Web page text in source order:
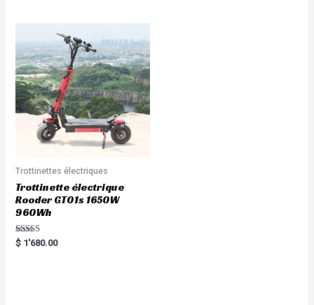
Trottinettes électriques
Trottinette électrique
Rooder GT01s 1650W
960Wh
Rated
5.00
$ 1'680.00